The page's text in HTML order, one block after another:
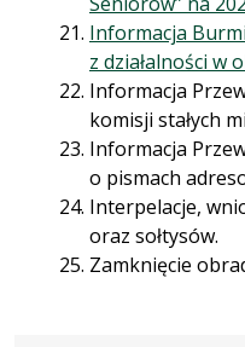
Informacja
z działalności w
Informacja
komisji stałych
Informacja
o pismach
Interpelacje,
oraz sołtysów.
Zamknięcie